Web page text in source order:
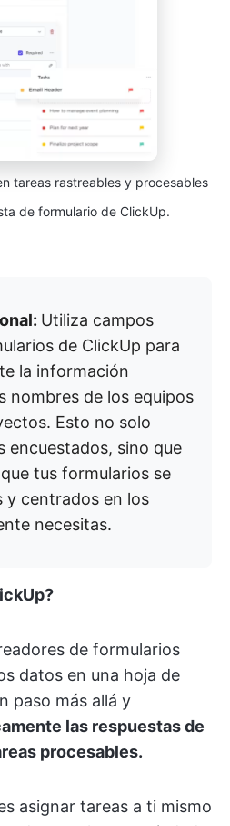
tareas rastreables y procesables
de formulario de ClickUp.
Utiliza campos
de ClickUp para
la información
nombres de los equipos
Esto no solo
encuestados, sino que
tus formularios se
y centrados en los
necesitas.
de formularios
datos en una hoja de
paso más allá y
las respuestas de
procesables.
asignar tareas a ti mismo